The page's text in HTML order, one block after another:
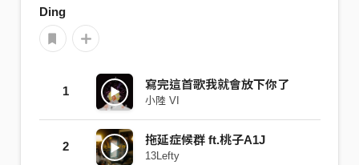
Ding
1 寫完這首歌我就會放下你了
小陸 VI
2 拖延症候群 ft.桃子A1J
13Lefty